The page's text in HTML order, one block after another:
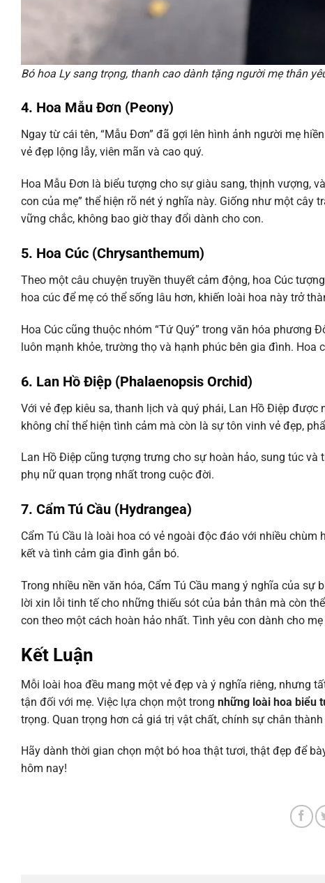
Bó hoa Ly sang trọng, thanh cao dành tặng người mẹ thân
4. Hoa Mẫu Đơn (Peony)
Ngay từ cái tên, “Mẫu Đơn” đã gợi lên hình ảnh người mẹ
vẻ đẹp lộng lẫy, viên mãn và cao quý.
Hoa Mẫu Đơn là biểu tượng cho sự giàu sang, thịnh vượng,
con của mẹ” thể hiện rõ nét ý nghĩa này. Giống như một
vững chắc, không bao giờ thay đổi dành cho con.
5. Hoa Cúc (Chrysanthemum)
Theo một câu chuyện truyền thuyết cảm động, hoa Cúc
hoa cúc để mẹ có thể sống lâu hơn, khiến loài hoa này trở
Hoa Cúc cũng thuộc nhóm “Tứ Quý” trong văn hóa phương
luôn mạnh khỏe, trường thọ và hạnh phúc bên gia đình.
6. Lan Hồ Điệp (Phalaenopsis Orchid)
Với vẻ đẹp kiêu sa, thanh lịch và quý phái, Lan Hồ Điệp
không chỉ thể hiện tình cảm mà còn là sự tôn vinh vẻ đẹp,
Lan Hồ Điệp cũng tượng trưng cho sự hoàn hảo, sung túc
phụ nữ quan trọng nhất trong cuộc đời.
7. Cẩm Tú Cầu (Hydrangea)
Cẩm Tú Cầu là loài hoa có vẻ ngoài độc đáo với nhiều
kết và tình cảm gia đình gắn bó.
Trong nhiều nền văn hóa, Cẩm Tú Cầu mang ý nghĩa của
lời xin lỗi tinh tế cho những thiếu sót của bản thân mà còn
con theo một cách hoàn hảo nhất. Tình yêu con dành cho
Kết Luận
Mỗi loài hoa đều mang một vẻ đẹp và ý nghĩa riêng, nhưng
tận đối với mẹ. Việc lựa chọn một trong những loài hoa biểu
trọng. Quan trọng hơn cả giá trị vật chất, chính sự chân
Hãy dành thời gian chọn một bó hoa thật tươi, thật đẹp để
hôm nay!